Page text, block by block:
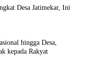
Desa Jatimekar, Ini
hingga Desa,
kepada Rakyat